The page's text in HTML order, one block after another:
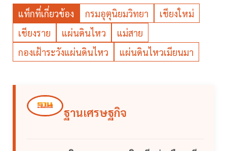
แท็กที่เกี่ยวข้อง กรมอุตุนิยมวิทยา
เชียงใหม่
เชียงราย
แผ่นดินไหว
แม่สาย
กองเฝ้าระวังแผ่นดินไหว
แผ่นดินไหวเมียนมา
ฐานเศรษฐกิจ